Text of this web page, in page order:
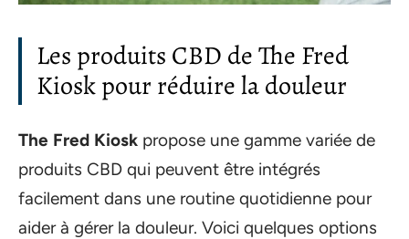
Les produits CBD de The Fred
Kiosk pour réduire la douleur
The Fred Kiosk propose une gamme variée de
produits CBD qui peuvent être intégrés
facilement dans une routine quotidienne pour
aider à gérer la douleur. Voici quelques options